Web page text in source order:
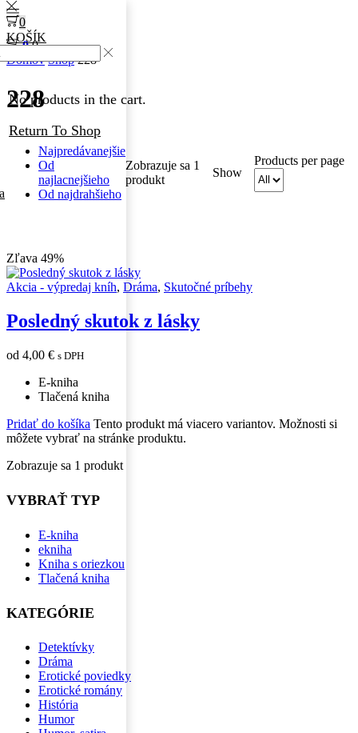
00
0
KOŠÍK
No products in the cart.
Return To Shop
Domov Shop 228
228
Najpredávanejšie
Od
najlacnejšieho
Od najdrahšieho
Zobrazuje sa 1
produkt
Show
Products per page
Zľava 49%
Akcia - výpredaj kníh, Dráma, Skutočné príbehy
Posledný skutok z lásky
od 4,00 € s DPH
E-kniha
Tlačená kniha
Pridať do košíka Tento produkt má viacero variantov. Možnosti si
môžete vybrať na stránke produktu.
Zobrazuje sa 1 produkt
VYBRAŤ TYP
E-kniha
ekniha
Kniha s oriezkou
Tlačená kniha
KATEGÓRIE
Detektívky
Dráma
Erotické poviedky
Erotické romány
História
Humor